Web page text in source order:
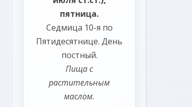
пятница.
Седмица 10-я по
Пятидесятнице. День
постный.
Пища с
растительным
маслом.